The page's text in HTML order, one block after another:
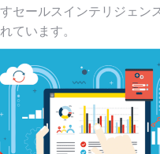
セールスインテリジェン
ています。